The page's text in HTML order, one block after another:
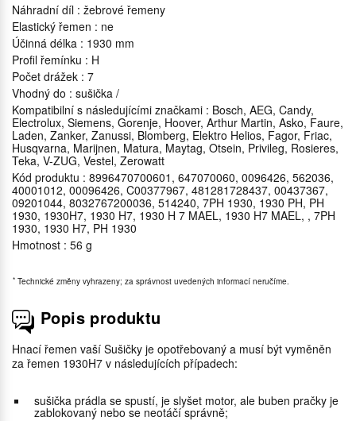
Náhradní díl : žebrové řemeny
Elastický řemen : ne
Účinná délka : 1930 mm
Profil řemínku : H
Počet drážek : 7
Vhodný do : sušička /
Kompatibilní s následujícími značkami : Bosch, AEG, Candy,
Electrolux, Siemens, Gorenje, Hoover, Arthur Martin, Asko, Faure,
Laden, Zanker, Zanussi, Blomberg, Elektro Helios, Fagor, Friac,
Husqvarna, Marijnen, Matura, Maytag, Otsein, Privileg, Rosieres,
Teka, V-ZUG, Vestel, Zerowatt
Kód produktu : 8996470700601, 647070060, 0096426, 562036,
40001012, 00096426, C00377967, 481281728437, 00437367,
09201044, 8032767200036, 514240, 7PH 1930, 1930 PH, PH
1930, 1930H7, 1930 H7, 1930 H 7 MAEL, 1930 H7 MAEL, , 7PH
1930, 1930 H7, PH 1930
Hmotnost : 56 g
* Technické změny vyhrazeny; za správnost uvedených informací neručíme.
Popis produktu
Hnací řemen vaší Sušičky je opotřebovaný a musí být vyměněn
za řemen 1930H7 v následujících případech:
sušička prádla se spustí, je slyšet motor, ale buben pračky je
zablokovaný nebo se neotáčí správně;